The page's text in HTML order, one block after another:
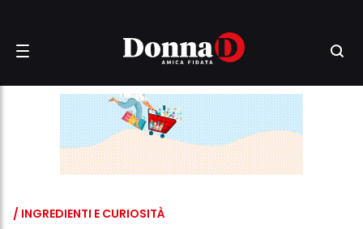
/ INGREDIENTI E CURIOSITÀ